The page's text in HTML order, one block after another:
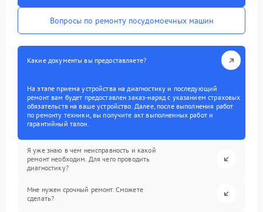
Вопросы по ремонту посудомоечных машин
Какие документы вы предоставляете?
На этапе приема устройства на диагностику и последующий
ремонт вам будет предоставлен заказ-наряд с указанием страховых
обязательств на ваше устройство. Далее, после выполнения работ
по ремонту техники, вы получите акт выполненных работ и
гарантийный талон.
Я уже знаю в чем неисправность и какой
ремонт необходим. Для чего проводить
диагностику?
Мне нужен срочный ремонт. Сможете
сделать?